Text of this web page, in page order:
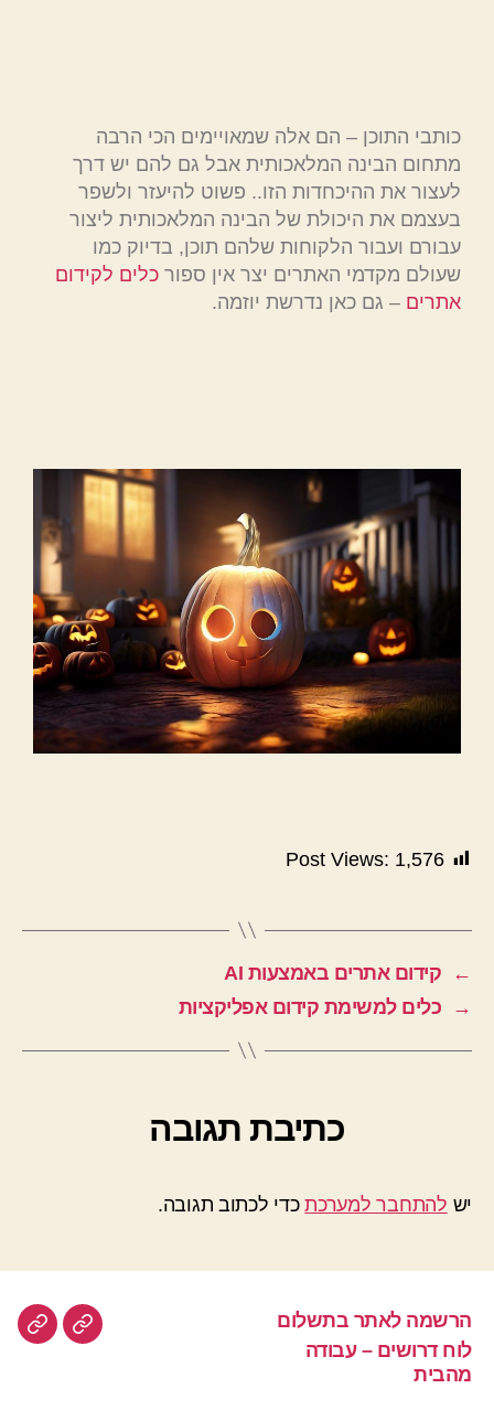
כותבי התוכן – הם אלה שמאויימים הכי הרבה
מתחום הבינה המלאכותית אבל גם להם יש דרך
לעצור את ההיכחדות הזו.. פשוט להיעזר ולשפר
בעצמם את היכולת של הבינה המלאכותית ליצור
עבורם ועבור הלקוחות שלהם תוכן, בדיוק כמו
שעולם מקדמי האתרים יצר אין ספור כלים לקידום
אתרים – גם כאן נדרשת יוזמה.
Post Views: 1,576
←
קידום אתרים באמצעות AI
→
כלים למשימת קידום אפליקציות
כתיבת תגובה
יש להתחבר למערכתכדי לכתוב תגובה.
הרשמה לאתר בתשלום
לוח דרושים – עבודה
מהבית